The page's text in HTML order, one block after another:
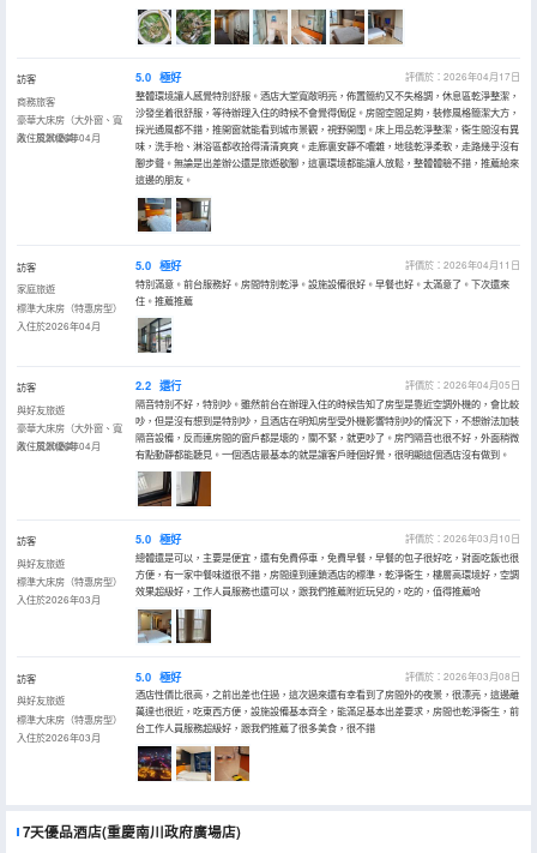
訪客
商務旅客
豪華大床房（大外窗、寬
敞、風景優美）
入住於2026年04月
5.0 極好
評價於：2026年04月17日
整體環境讓人感覺特別舒服。酒店大堂寬敞明亮，佈置簡約又不失格調，休息區乾淨整潔，
沙發坐着很舒服，等待辦理入住的時候不會覺得侷促。房間空間足夠，裝修風格簡潔大方，
採光通風都不錯，推開窗就能看到城市景觀，視野開闊。床上用品乾淨整潔，衞生間沒有異
味，洗手枱、淋浴區都收拾得清清爽爽。走廊裏安靜不嘈雜，地毯乾淨柔軟，走路幾乎沒有
腳步聲。無論是出差辦公還是旅遊歇腳，這裏環境都能讓人放鬆，整體體驗不錯，推薦給來
這邊的朋友。
訪客
家庭旅遊
標準大床房（特惠房型）
入住於2026年04月
5.0 極好
評價於：2026年04月11日
特別滿意。前台服務好。房間特別乾淨。設施設備很好。早餐也好。太滿意了。下次還來
住。推薦推薦
訪客
與好友旅遊
豪華大床房（大外窗、寬
敞、風景優美）
入住於2026年04月
2.2 還行
評價於：2026年04月05日
隔音特別不好，特別吵。雖然前台在辦理入住的時候告知了房型是靠近空調外機的，會比較
吵，但是沒有想到是特別吵，且酒店在明知房型受外機影響特別吵的情況下，不想辦法加裝
隔音設備，反而連房間的窗戶都是壞的，關不緊，就更吵了。房門隔音也很不好，外面稍微
有點動靜都能聽見。一個酒店最基本的就是讓客戶睡個好覺，很明顯這個酒店沒有做到。
訪客
與好友旅遊
標準大床房（特惠房型）
入住於2026年03月
5.0 極好
評價於：2026年03月10日
總體還是可以，主要是便宜，還有免費停車，免費早餐，早餐的包子很好吃，對面吃飯也很
方便，有一家中餐味道很不錯，房間達到連鎖酒店的標準，乾淨衞生，樓層高環境好，空調
效果超級好，工作人員服務也還可以，跟我們推薦附近玩兒的，吃的，值得推薦哈
訪客
與好友旅遊
標準大床房（特惠房型）
入住於2026年03月
5.0 極好
評價於：2026年03月08日
酒店性價比很高，之前出差也住過，這次過來還有幸看到了房間外的夜景，很漂亮，這邊離
萬達也很近，吃東西方便，設施設備基本齊全，能滿足基本出差要求，房間也乾淨衞生，前
台工作人員服務超級好，跟我們推薦了很多美食，很不錯
7天優品酒店(重慶南川政府廣場店)